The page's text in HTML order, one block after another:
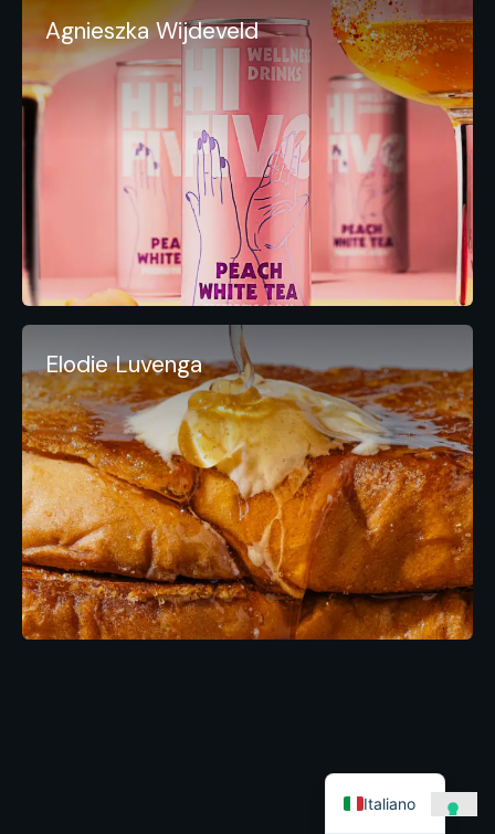
Agnieszka Wijdeveld
Elodie Luvenga
Italiano